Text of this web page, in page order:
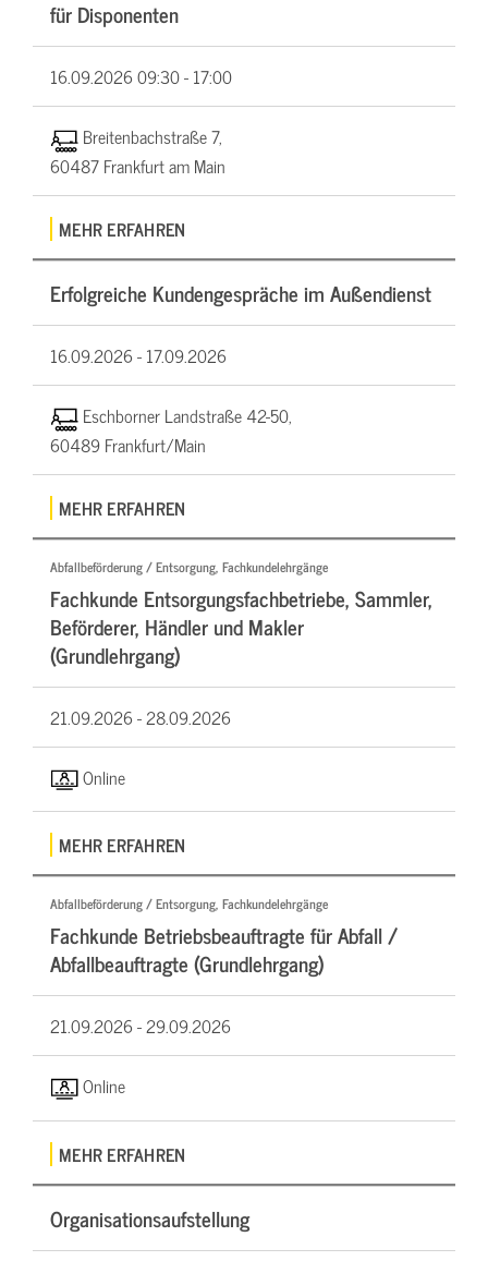
für Disponenten
16.09.202609:30 - 17:00
Breitenbachstraße 7,
60487 Frankfurt am Main
MEHR ERFAHREN
Erfolgreiche Kundengespräche im Außendienst
16.09.2026 -17.09.2026
Eschborner Landstraße 42-50,
60489 Frankfurt/Main
MEHR ERFAHREN
Abfallbeförderung / Entsorgung, Fachkundelehrgänge
Fachkunde Entsorgungsfachbetriebe, Sammler,
Beförderer, Händler und Makler
(Grundlehrgang)
21.09.2026 -28.09.2026
Online
MEHR ERFAHREN
Abfallbeförderung / Entsorgung, Fachkundelehrgänge
Fachkunde Betriebsbeauftragte für Abfall /
Abfallbeauftragte (Grundlehrgang)
21.09.2026 -29.09.2026
Online
MEHR ERFAHREN
Organisationsaufstellung